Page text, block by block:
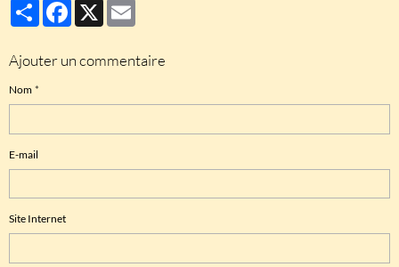
PartagerFacebook
X
Ajouter un commentaire
Nom
E-mail
Site Internet